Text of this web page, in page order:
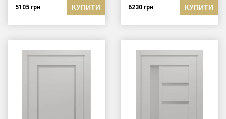
5105 грн КУПИТИ 6230 грн КУПИТИ